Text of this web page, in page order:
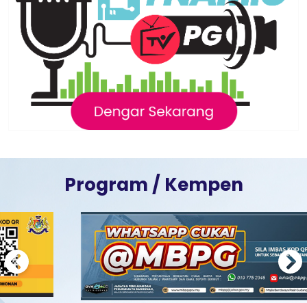
Program / Kempen
Next